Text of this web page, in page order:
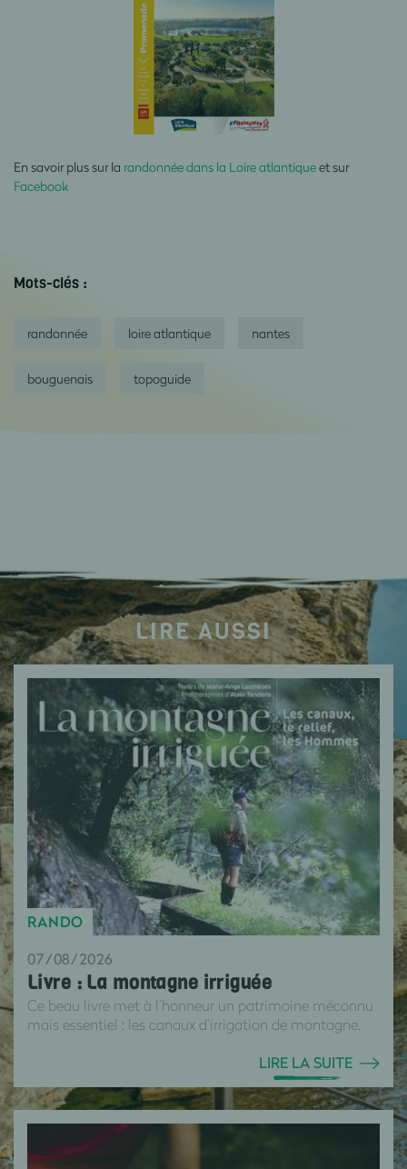
En savoir plus sur la randonnée dans la Loire atlantiqueet sur
Facebook
Mots-clés :
randonnée loire atlantique nantes
bouguenais topoguide
LIRE AUSSI
RANDO
07/08/2026
Livre : La montagne irriguée
Ce beau livre met à l’honneur un patrimoine méconnu
mais essentiel : les canaux d’irrigation de montagne.
LIRE LA SUITE